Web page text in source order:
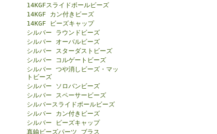
14KGFスライドボールビーズ
14KGF カン付きビーズ
14KGF ビーズキャップ
シルバー ラウンドビーズ
シルバー オーバルビーズ
シルバー スターダストビーズ
シルバー コルゲートビーズ
シルバー つや消しビーズ・マッ
トビーズ
シルバー ソロバンビーズ
シルバー スペーサービーズ
シルバースライドボールビーズ
シルバー カン付きビーズ
シルバー ビーズキャップ
真鍮ビーズパーツ ブラス